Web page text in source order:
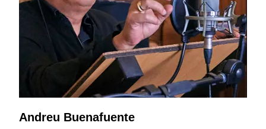
Andreu Buenafuente